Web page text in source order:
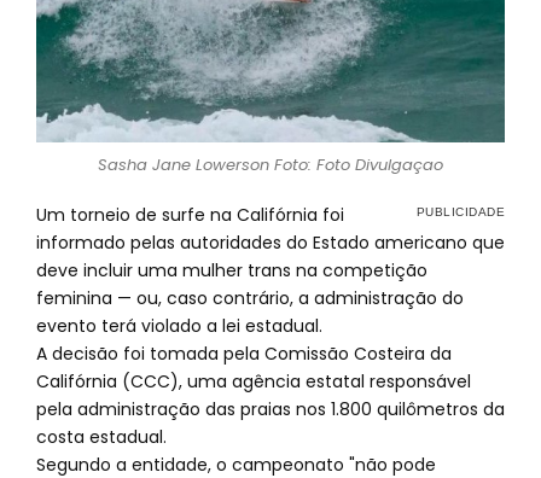
Sasha Jane Lowerson Foto: Foto Divulgaçao
Um torneio de surfe na Califórnia foi
informado pelas autoridades do Estado americano que
deve incluir uma mulher trans na competição
feminina — ou, caso contrário, a administração do
evento terá violado a lei estadual.
A decisão foi tomada pela Comissão Costeira da
Califórnia (CCC), uma agência estatal responsável
pela administração das praias nos 1.800 quilômetros da
costa estadual.
Segundo a entidade, o campeonato "não pode